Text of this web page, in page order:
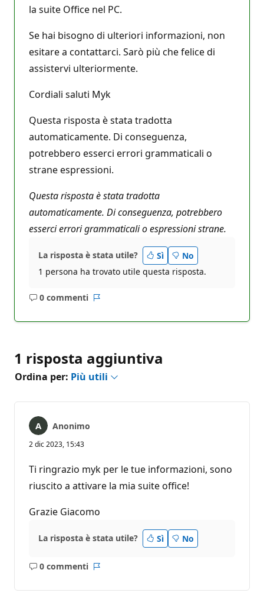
la suite Office nel PC.
Se hai bisogno di ulteriori informazioni, non
esitare a contattarci. Sarò più che felice di
assistervi ulteriormente.
Cordiali saluti Myk
Questa risposta è stata tradotta
automaticamente. Di conseguenza,
potrebbero esserci errori grammaticali o
strane espressioni.
Questa risposta è stata tradotta
automaticamente. Di conseguenza, potrebbero
esserci errori grammaticali o espressioni strane.
La risposta è stata utile? Sì
No
1 persona ha trovato utile questa risposta.
0 commenti
Nessun
1 risposta aggiuntiva
Ordina per: Più utili
Anonimo
2 dic 2023, 15:43
Ti ringrazio myk per le tue informazioni, sono
riuscito a attivare la mia suite office!
Grazie Giacomo
La risposta è stata utile? Sì No
0 commenti
Nessun